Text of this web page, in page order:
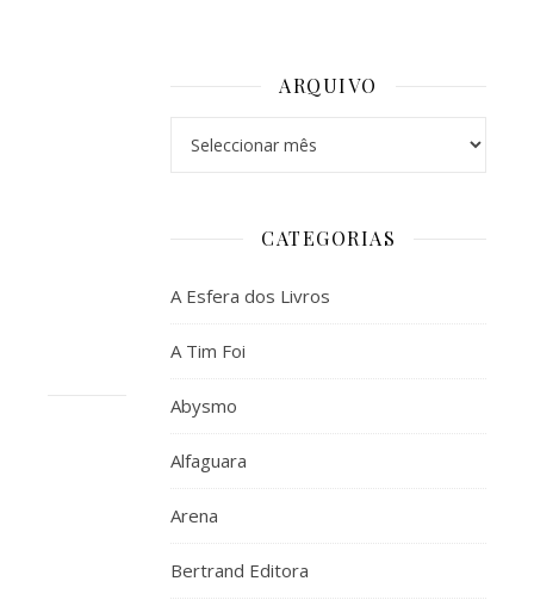
CORINA
ARQUIVO
CATEGORIAS
A Esfera dos Livros
A Tim Foi
Abysmo
Alfaguara
Arena
Bertrand Editora